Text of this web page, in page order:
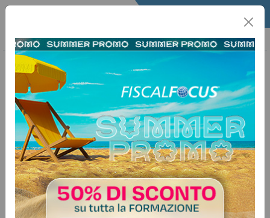
Home Quotidiano Il Quotidiano Articoli Legali
24 dicembre 2025
Categorie: Contenzioso Varie
Aggravamento del dissesto e
responsabilità solidale del
liquidatore di diritto e di fatto
Autore: Paola Mauro